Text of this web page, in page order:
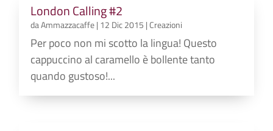
London Calling #2
daAmmazzacaffe| 12 Dic 2015 |Creazioni
Per poco non mi scotto la lingua! Questo
cappuccino al caramello è bollente tanto
quando gustoso!...